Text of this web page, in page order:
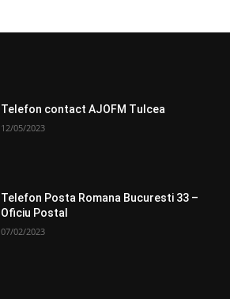
Telefon contact AJOFM Tulcea
12/05/2023
Telefon Posta Romana Bucuresti 33 –
Oficiu Postal
07/02/2023